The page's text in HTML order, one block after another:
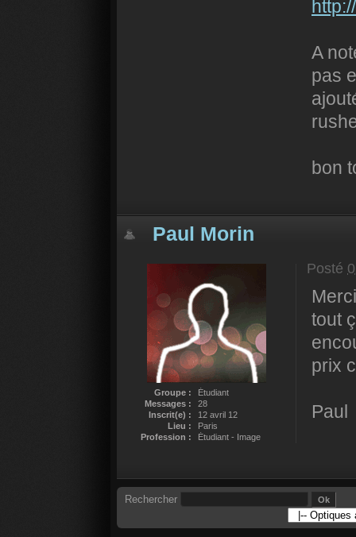
A
pas
bon
Paul Morin
Groupe :
Étudiant
Messages :
28
Inscrit(e) :
12 avril 12
Lieu :
Paris
Profession :
Étudiant - Image
Posté
tout
prix
Paul
Rechercher